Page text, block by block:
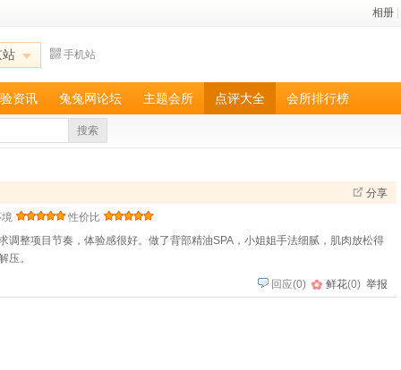
相册
站 手机站
资讯 兔兔网论坛 主题会所 点评大全 会所排行榜
搜索
分享
性价比
调整项目节奏，体验感很好。做了背部精油SPA，小姐姐手法细腻，肌肉放松得
压。
回应(0) 鲜花(0) 举报